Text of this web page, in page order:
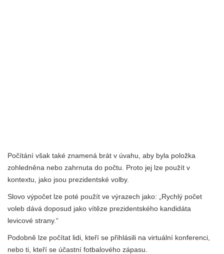
Počítání však také znamená brát v úvahu, aby byla položka
zohledněna nebo zahrnuta do počtu. Proto jej lze použít v
kontextu, jako jsou prezidentské volby.
Slovo výpočet lze poté použít ve výrazech jako: „Rychlý počet
voleb dává doposud jako vítěze prezidentského kandidáta
levicové strany.“
Podobně lze počítat lidi, kteří se přihlásili na virtuální konferenci,
nebo ti, kteří se účastní fotbalového zápasu.